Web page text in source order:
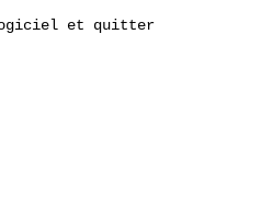
et quitter